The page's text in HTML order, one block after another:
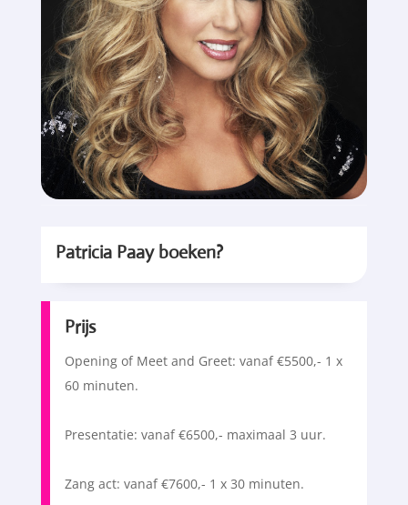
Patricia Paay boeken?
Prijs
Opening of Meet and Greet: vanaf €5500,- 1 x
60 minuten.
Presentatie: vanaf €6500,- maximaal 3 uur.
Zang act: vanaf €7600,- 1 x 30 minuten.